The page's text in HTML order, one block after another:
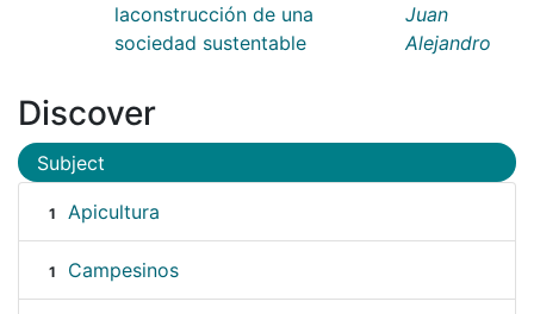
laconstrucción de una
sociedad sustentable
Juan
Alejandro
Discover
Subject
1 Apicultura
1 Campesinos